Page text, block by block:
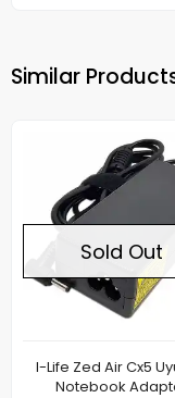
Similar
Sold Out
I-Life Zed Air Cx5
Notebook